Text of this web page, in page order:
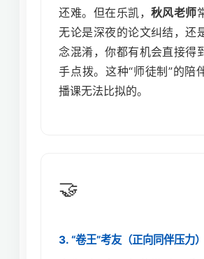
还难。但在乐凯， 秋风老师
无论是深夜的论文纠结，还
念混淆，你都有机会直接得
手点拨。这种“师徒制”的陪
播课无法比拟的。
🤝
3. “卷王”考友（正向同伴压力）